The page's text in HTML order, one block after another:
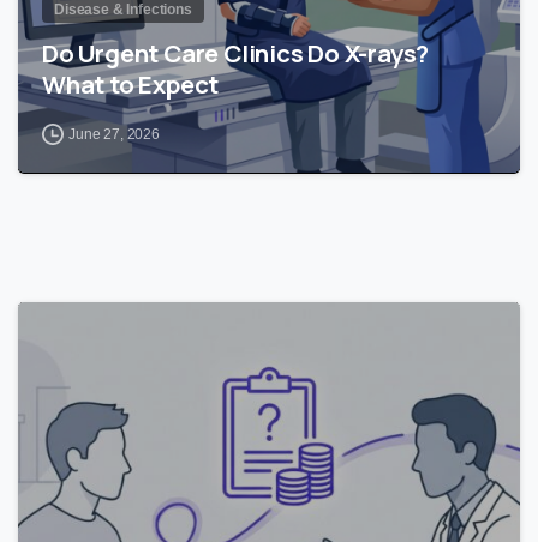
Disease & Infections
Do Urgent Care Clinics Do X-rays?
What to Expect
June 27, 2026